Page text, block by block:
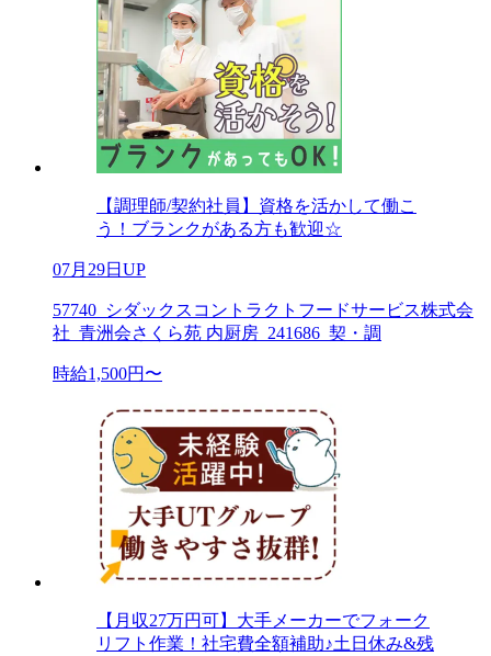
【調理師/契約社員】資格を活かして働こ
う！ブランクがある方も歓迎☆
07月29日UP
57740_シダックスコントラクトフードサービス株式会
社_青洲会さくら苑 内厨房_241686_契・調
時給1,500円〜
【月収27万円可】大手メーカーでフォーク
リフト作業！社宅費全額補助♪土日休み&残